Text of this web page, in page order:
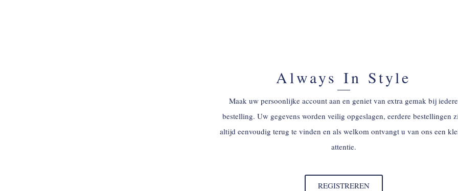
Always In Style
Maak uw persoonlijke account aan en geniet van extra gemak bij iedere
bestelling. Uw gegevens worden veilig opgeslagen, eerdere bestellingen
altijd eenvoudig terug te vinden en als welkom ontvangt u van ons een
attentie.
REGISTREREN